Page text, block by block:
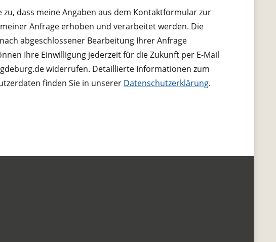
zu, dass meine Angaben aus dem Kontaktformular zur
Anfrage erhoben und verarbeitet werden. Die
abgeschlossener Bearbeitung Ihrer Anfrage
Ihre Einwilligung jederzeit für die Zukunft per E-Mail
widerrufen. Detaillierte Informationen zum
finden Sie in unserer Datenschutzerklärung.